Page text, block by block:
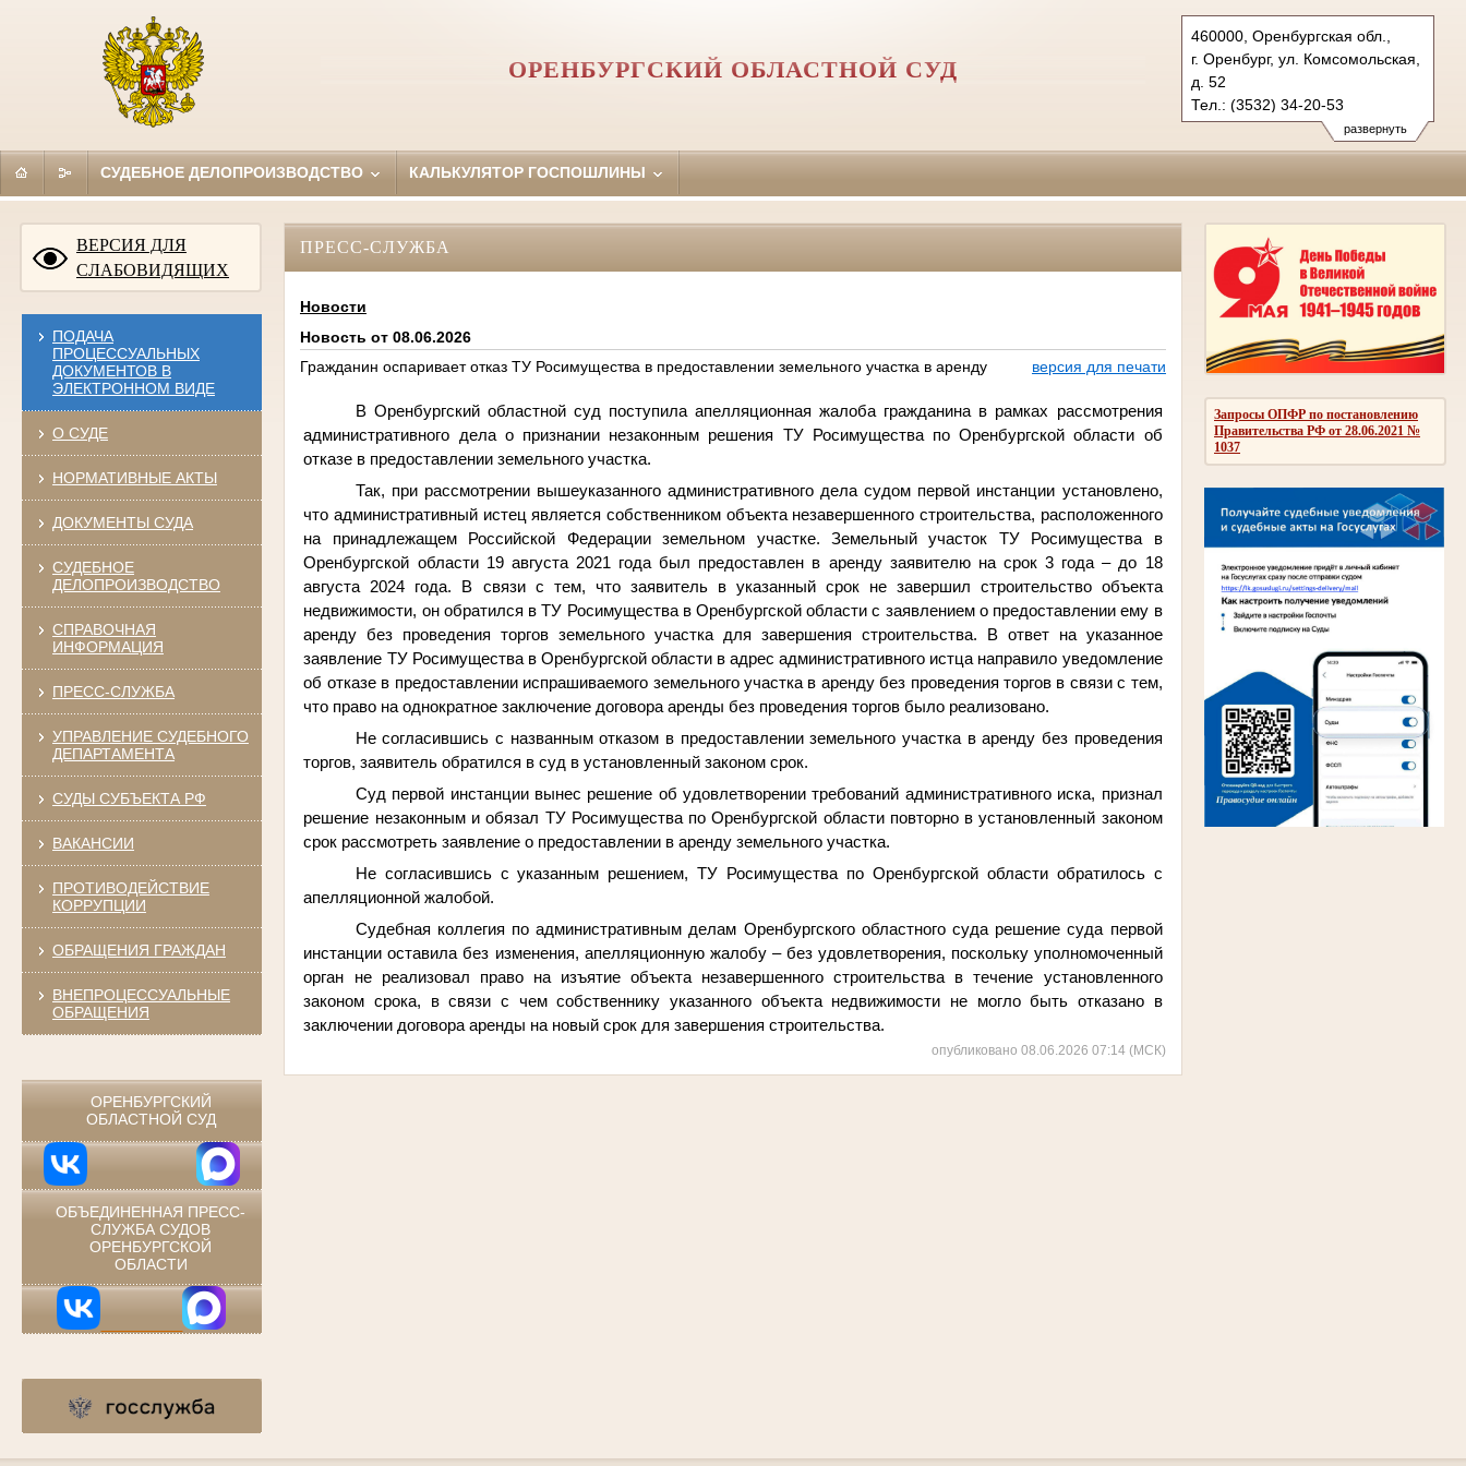
развернуть
460000, Оренбургская обл.,
г. Оренбург, ул. Комсомольская,
д. 52
Тел.: (3532) 34-20-53
oblsud.orb@sudrf.ru
ОРЕНБУРГСКИЙ ОБЛАСТНОЙ СУД
СУДЕБНОЕ ДЕЛОПРОИЗВОДСТВО КАЛЬКУЛЯТОР ГОСПОШЛИНЫ
ВЕРСИЯ ДЛЯ
СЛАБОВИДЯЩИХ
ПОДАЧА
ПРОЦЕССУАЛЬНЫХ
ДОКУМЕНТОВ В
ЭЛЕКТРОННОМ ВИДЕ
О СУДЕ
НОРМАТИВНЫЕ АКТЫ
ДОКУМЕНТЫ СУДА
СУДЕБНОЕ
ДЕЛОПРОИЗВОДСТВО
СПРАВОЧНАЯ
ИНФОРМАЦИЯ
ПРЕСС-СЛУЖБА
УПРАВЛЕНИЕ СУДЕБНОГО
ДЕПАРТАМЕНТА
СУДЫ СУБЪЕКТА РФ
ВАКАНСИИ
ПРОТИВОДЕЙСТВИЕ
КОРРУПЦИИ
ОБРАЩЕНИЯ ГРАЖДАН
ВНЕПРОЦЕССУАЛЬНЫЕ
ОБРАЩЕНИЯ
ОРЕНБУРГСКИЙ
ОБЛАСТНОЙ СУД
ОБЪЕДИНЕННАЯ ПРЕСС-
СЛУЖБА СУДОВ
ОРЕНБУРГСКОЙ
ОБЛАСТИ
Запросы ОПФР по постановлению
Правительства РФ от 28.06.2021 №
1037
ПРЕСС-СЛУЖБА
Новости
Новость от 08.06.2026
Гражданин оспаривает отказ ТУ Росимущества в предоставлении земельного участка в аренду
версия для печати
В Оренбургский областной суд поступила апелляционная жалоба гражданина в рамках рассмотрения
административного дела о признании незаконным решения ТУ Росимущества по Оренбургской области об
отказе в предоставлении земельного участка.
Так, при рассмотрении вышеуказанного административного дела судом первой инстанции установлено,
что административный истец является собственником объекта незавершенного строительства, расположенного
на принадлежащем Российской Федерации земельном участке. Земельный участок ТУ Росимущества в
Оренбургской области 19 августа 2021 года был предоставлен в аренду заявителю на срок 3 года – до 18
августа 2024 года. В связи с тем, что заявитель в указанный срок не завершил строительство объекта
недвижимости, он обратился в ТУ Росимущества в Оренбургской области с заявлением о предоставлении ему в
аренду без проведения торгов земельного участка для завершения строительства. В ответ на указанное
заявление ТУ Росимущества в Оренбургской области в адрес административного истца направило уведомление
об отказе в предоставлении испрашиваемого земельного участка в аренду без проведения торгов в связи с тем,
что право на однократное заключение договора аренды без проведения торгов было реализовано.
Не согласившись с названным отказом в предоставлении земельного участка в аренду без проведения
торгов, заявитель обратился в суд в установленный законом срок.
Суд первой инстанции вынес решение об удовлетворении требований административного иска, признал
решение незаконным и обязал ТУ Росимущества по Оренбургской области повторно в установленный законом
срок рассмотреть заявление о предоставлении в аренду земельного участка.
Не согласившись с указанным решением, ТУ Росимущества по Оренбургской области обратилось с
апелляционной жалобой.
Судебная коллегия по административным делам Оренбургского областного суда решение суда первой
инстанции оставила без изменения, апелляционную жалобу – без удовлетворения, поскольку уполномоченный
орган не реализовал право на изъятие объекта незавершенного строительства в течение установленного
законом срока, в связи с чем собственнику указанного объекта недвижимости не могло быть отказано в
заключении договора аренды на новый срок для завершения строительства.
опубликовано 08.06.2026 07:14 (МСК)